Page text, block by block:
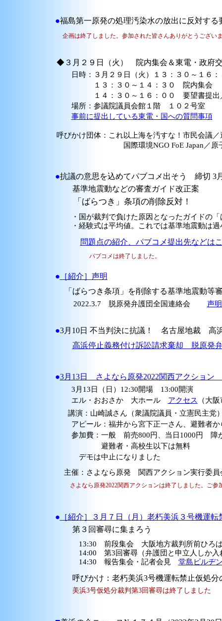
●福島第一原発の処理汚染水の放出に反対する
企画は終了しました。参加された皆さんありがとうござい
◆３月２９日（火） 院内集会＆東電・政府
日時：３月２９日（火）１３：３０～１６：
１３：３０～１４：３０ 院内集会
１４：３０～１６：００ 要望書提出／
場所：参議院議員会館１階 １０２号室
事前に提出している東電・国への質問事項
呼びかけ団体：これ以上海を汚すな！市民会議
国際環境NGO FoE Japan／原子力
●抗議の意思を込めてパブコメ出そう 締切 3
基準地震動などの審査ガイド改正案
「ばらつき」条項の削除反対！
・国が裁判で負けた原因となったガイドの「
・経験式は平均値。これでは基準地震動は過
問題点の紹介、パブコメ提出先などは
パブコメは終了しました。
● ［紹介］声明
「ばらつき条項」を削除する基準地震動等
2022.3.7 脱原発弁護団全国連絡会 声
●3月10日 不当判決に抗議！ 名古屋地裁 高
高浜停止義務付け訴訟請求棄却 脱原発
●3月13日 さよなら原発2022関西アクション
3月13日（日）12:30開場 13:00開演
エル・おおさか 大ホール アクセス （大
講演：山崎誠さん（衆議院議員・立憲民主党
アピール：福井から宮下正一さん、避難者か
参加費：一般 前売800円、当日1000円 障
避難者・高校生以下は無料
デモは中止になりました
主催：さよなら原発 関西アクション実行委
さよなら原発2022関西アクションは終了しました。ご参
● ［紹介］３月７日（月）老朽美浜３号機運
第３回審尋に集まろう
13:30 前段集会 大阪地方裁判所前ひろ
14:00 第3回審尋（弁護団と申立人しか入
14:30 報告集会・記者会見 堂島ビルヂ
呼びかけ：老朽美浜3号機運転禁止仮処分
美浜3号仮処分裁判第3回審尋は終了しました